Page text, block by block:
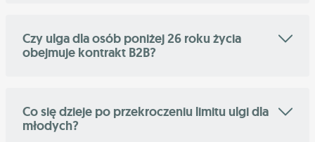
Czy ulga dla osób poniżej 26 roku życia
obejmuje kontrakt B2B?
Co się dzieje po przekroczeniu limitu ulgi dla
młodych?